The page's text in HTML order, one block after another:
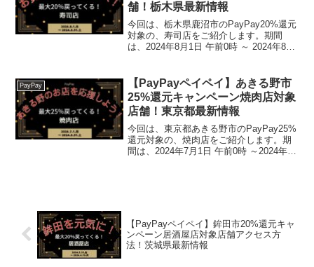
舗！栃木県最新情報
今回は、栃木県鹿沼市のPayPay20%還元
対象の、寿司店をご紹介します。期間
は、2024年8月1日 午前0時 ～ 2024年8月
予約OK！最大10％ポイン...
PayPay
【PayPayペイペイ】あきる野市
25%還元キャンペーン焼肉店対象
店舗！東京都最新情報
今回は、東京都あきる野市のPayPay25%
還元対象の、焼肉店をご紹介します。期
間は、2024年7月1日 午前0時 ～2024年8
【PayPayペイペイ】鉾田市20%還元キャ
ンペーン居酒屋店対象店舗アクセス方
法！茨城県最新情報